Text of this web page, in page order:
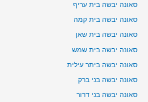
סאונה יבשה בית עריף
סאונה יבשה בית קמה
סאונה יבשה בית שאן
סאונה יבשה בית שמש
סאונה יבשה ביתר עילית
סאונה יבשה בני ברק
סאונה יבשה בני דרור